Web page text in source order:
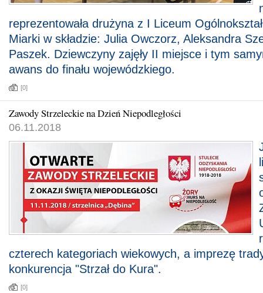
reprezentowała drużyna z I Liceum
Miarki w składzie: Julia Owczorz, Aleksandra
Paszek. Dziewczyny zajęły II miejsce i tym
awans do finału wojewódzkiego.
[0]
Zawody Strzeleckie na Dzień Niepodległości
06.11.2018
czterech kategoriach wiekowych, a imprezę
konkurencja "Strzał do Kura".
[0]